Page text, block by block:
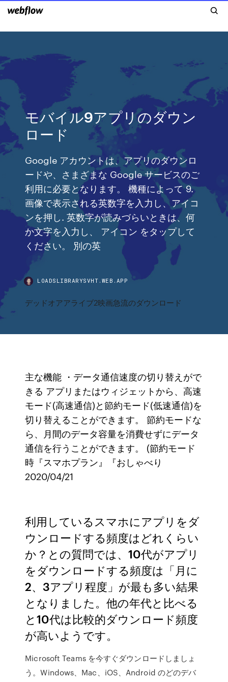
モバイル9アプリのダウン
ロード
Google アカウントは、アプリのダウンロ
ードや、さまざまな Google サービスのご
利用に必要となります。 機種によって 9.
画像で表示される英数字を入力し、アイコ
ンを押し. 英数字が読みづらいときは、何
か文字を入力し、 アイコン をタップして
ください。 別の英
LOADSLIBRARYSVHT.WEB.APP
デッドオアアライブ2映画急流のダウンロード
主な機能 ・データ通信速度の切り替えがで
きる アプリまたはウィジェットから、高速
モード(高速通信)と節約モード(低速通信)を
切り替えることができます。 節約モードな
ら、月間のデータ容量を消費せずにデータ
通信を行うことができます。 (節約モード
時『スマホプラン』『おしゃべり
2020/04/21
利用しているスマホにアプリをダ
ウンロードする頻度はどれくらい
か？との質問では、10代がアプリ
をダウンロードする頻度は「月に
2、3アプリ程度」が最も多い結果
となりました。他の年代と比べる
と10代は比較的ダウンロード頻度
が高いようです。
Microsoft Teams を今すぐダウンロードしましょ
う。Windows、Mac、iOS、Android のどのデバ